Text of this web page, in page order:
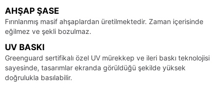
AHŞAP ŞASE
Fırınlanmış masif ahşaplardan üretilmektedir. Zaman içerisinde
eğilmez ve şekli bozulmaz.
UV BASKI
Greenguard sertifikalı özel UV mürekkep ve ileri baskı teknolojisi
sayesinde, tasarımlar ekranda görüldüğü şekilde yüksek
doğrulukla basılabilir.